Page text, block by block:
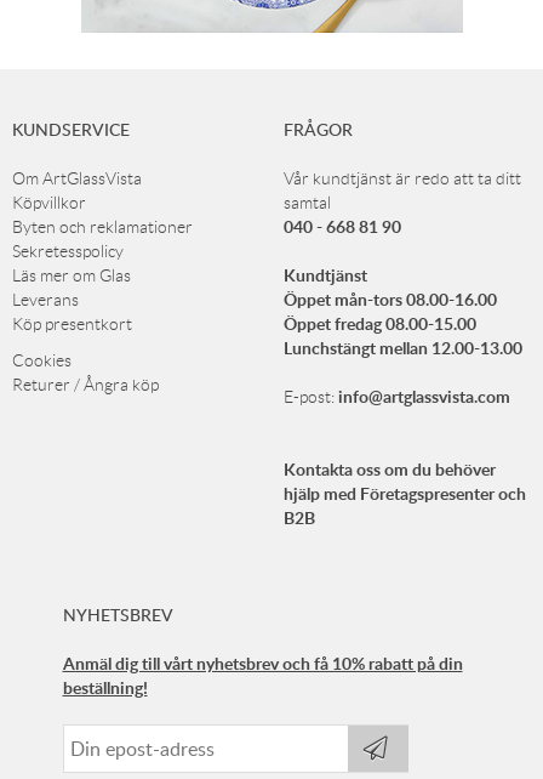
KUNDSERVICE
Om ArtGlassVista
Köpvillkor
Byten och reklamationer
Sekretesspolicy
Läs mer om Glas
Leverans
Köp presentkort
Cookies
Returer / Ångra köp
FRÅGOR
Vår kundtjänst är redo att ta ditt
samtal
040 - 668 81 90
Kundtjänst
Öppet mån-tors 08.00-16.00
Öppet fredag 08.00-15.00
Lunchstängt mellan 12.00-13.00
E-post:info@artglassvista.com
Kontakta oss om du behöver
hjälp med Företagspresenter och
B2B
NYHETSBREV
Anmäl dig till vårt nyhetsbrev och få 10% rabatt på din
beställning!